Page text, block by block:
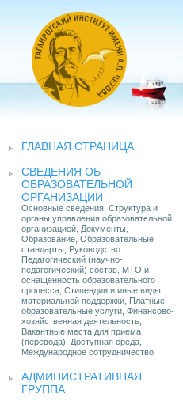
ГЛАВНАЯ СТРАНИЦА
СВЕДЕНИЯ ОБ
ОБРАЗОВАТЕЛЬНОЙ
ОРГАНИЗАЦИИ
Основные сведения, Структура и
органы управления образовательной
организацией, Документы,
Образование, Образовательные
стандарты, Руководство.
Педагогический (научно-
педагогический) состав, МТО и
оснащенность образовательного
процесса, Стипендии и иные виды
материальной поддержки, Платные
образовательные услуги, Финансово-
хозяйственная деятельность,
Вакантные места для приема
(перевода), Доступная среда,
Международное сотрудничество
АДМИНИСТРАТИВНАЯ
ГРУППА